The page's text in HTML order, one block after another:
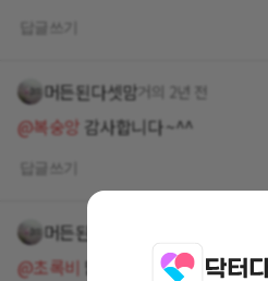
머든된다셋맘 거의 2년 전
@복숭앙 감사합니다 ~^^
머든된다셋맘
@초록비 많이 덥네요...땀띠 나네요..